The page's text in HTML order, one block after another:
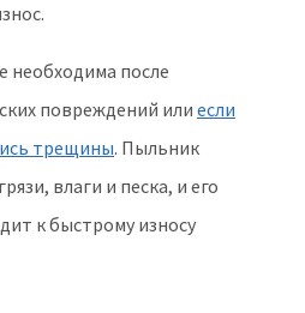
после
повреждений или если
трещины. Пыльник
влаги и песка, и его
к быстрому износу